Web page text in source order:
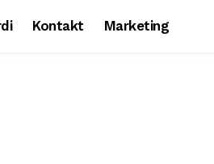
Kontakt Marketing